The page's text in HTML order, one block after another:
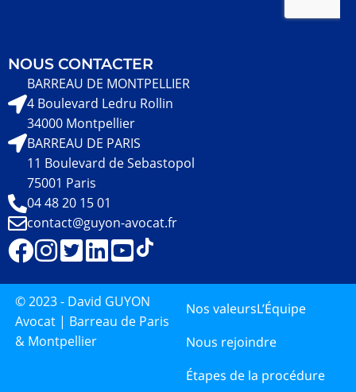
NOUS CONTACTER
BARREAU DE MONTPELLIER
4 Boulevard Ledru Rollin
34000 Montpellier
BARREAU DE PARIS
11 Boulevard de Sebastopol
75001 Paris
04 48 20 15 01
contact@guyon-avocat.fr
© 2023 - David GUYON
Avocat | Barreau de Paris
& Montpellier
Nos valeursL’Équipe
Nous rejoindre
Étapes de la procédure